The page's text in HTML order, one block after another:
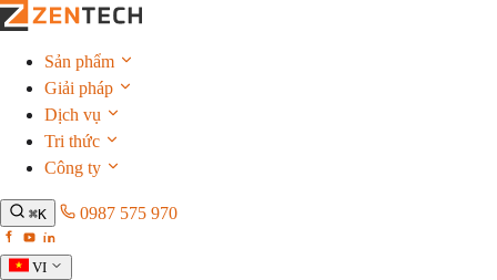
Sản phẩm
Giải pháp
Dịch vụ
Tri thức
Công ty
⌘K 0987 575 970
VI